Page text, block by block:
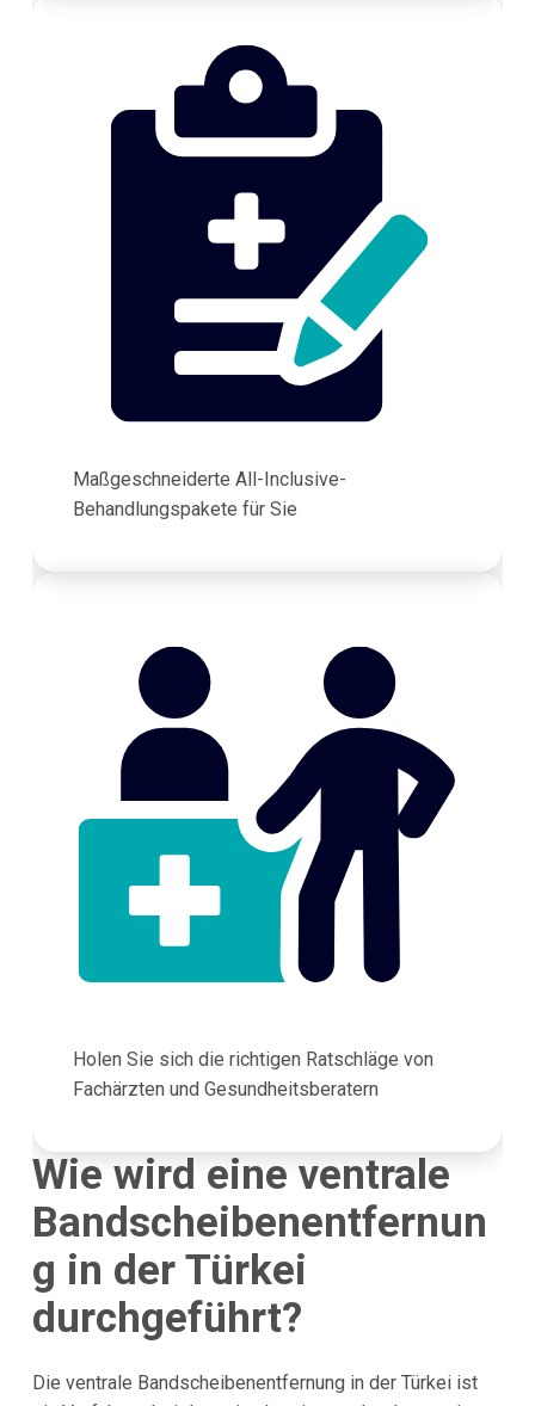
Maßgeschneiderte All-Inclusive-
Behandlungspakete für Sie
Holen Sie sich die richtigen Ratschläge von
Fachärzten und Gesundheitsberatern
Wie wird eine ventrale
Bandscheibenentfernun
g in der Türkei
durchgeführt?
Die ventrale Bandscheibenentfernung in der Türkei ist